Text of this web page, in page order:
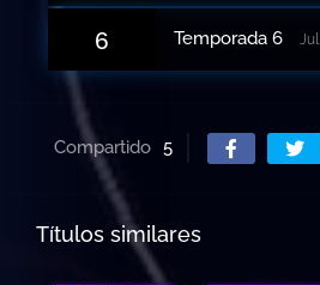
6 Temporada 6
Compartido 5
Títulos similares